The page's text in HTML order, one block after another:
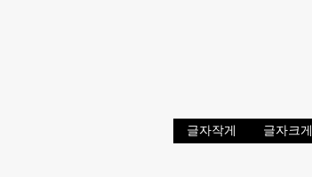
글자작게 글자크게